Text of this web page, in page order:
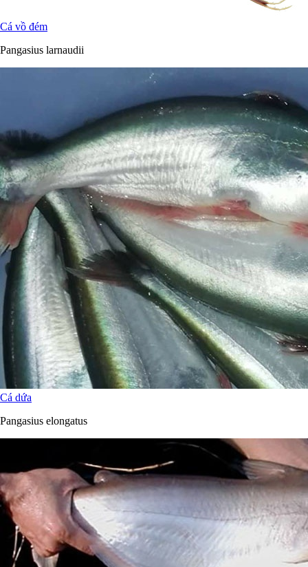
Cá vồ đém
Pangasius larnaudii
Cá dứa
Pangasius elongatus